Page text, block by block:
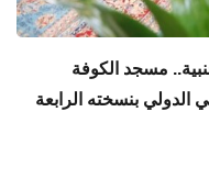
عربية وأجنبية.. مسجد الكوفة
الدولي بنسخته الرابعة